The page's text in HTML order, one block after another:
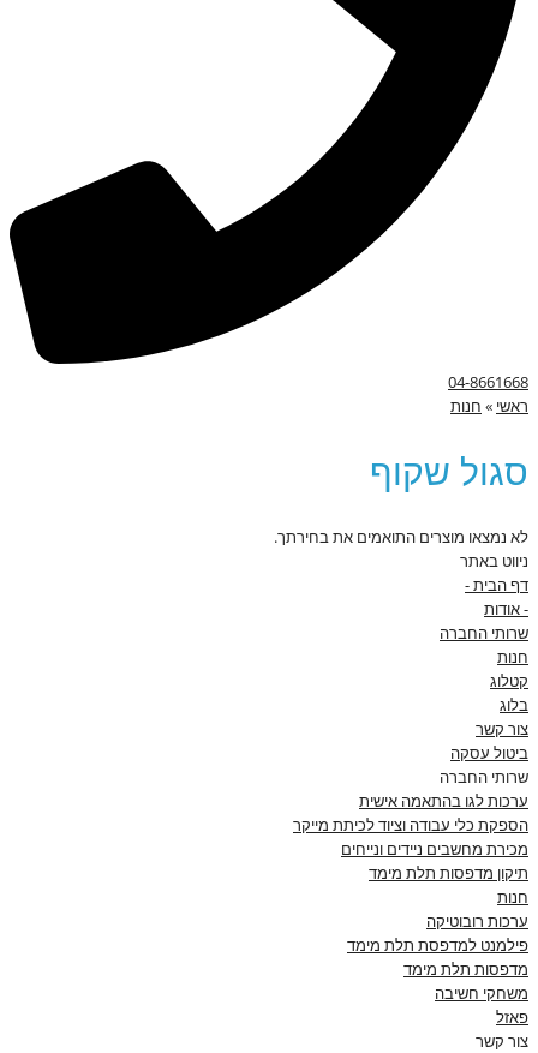
04-8661668
ראשי » חנות
סגול שקוף
לא נמצאו מוצרים התואמים את בחירתך.
ניווט באתר
דף הבית -
- אודות
שרותי החברה
חנות
קטלוג
בלוג
צור קשר
ביטול עסקה
שרותי החברה
ערכות לגו בהתאמה אישית
הספקת כלי עבודה וציוד לכיתת מייקר
מכירת מחשבים ניידים ונייחים
תיקון מדפסות תלת מימד
חנות
ערכות רובוטיקה
פילמנט למדפסת תלת מימד
מדפסות תלת מימד
משחקי חשיבה
פאזל
צור קשר